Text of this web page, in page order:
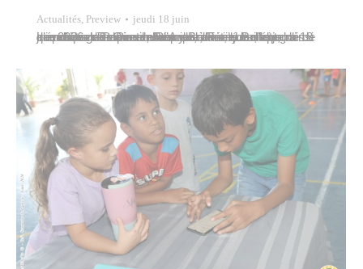
Actualités, Preview jeudi 18 juin
Le maire de Papeete, Rémy Brillant, accompagné de membres du conseil municipal ainsi que d’élus des communes de Pirae et d’Arue, a visité la station d’épuration Te Ora no Ananahi à Fare Ute, le jeudi 18 juin 2026. Le maire de Papeete, Rémy Brillant, accompagné de membres du conseil municipal ainsi que d’élus des communes…